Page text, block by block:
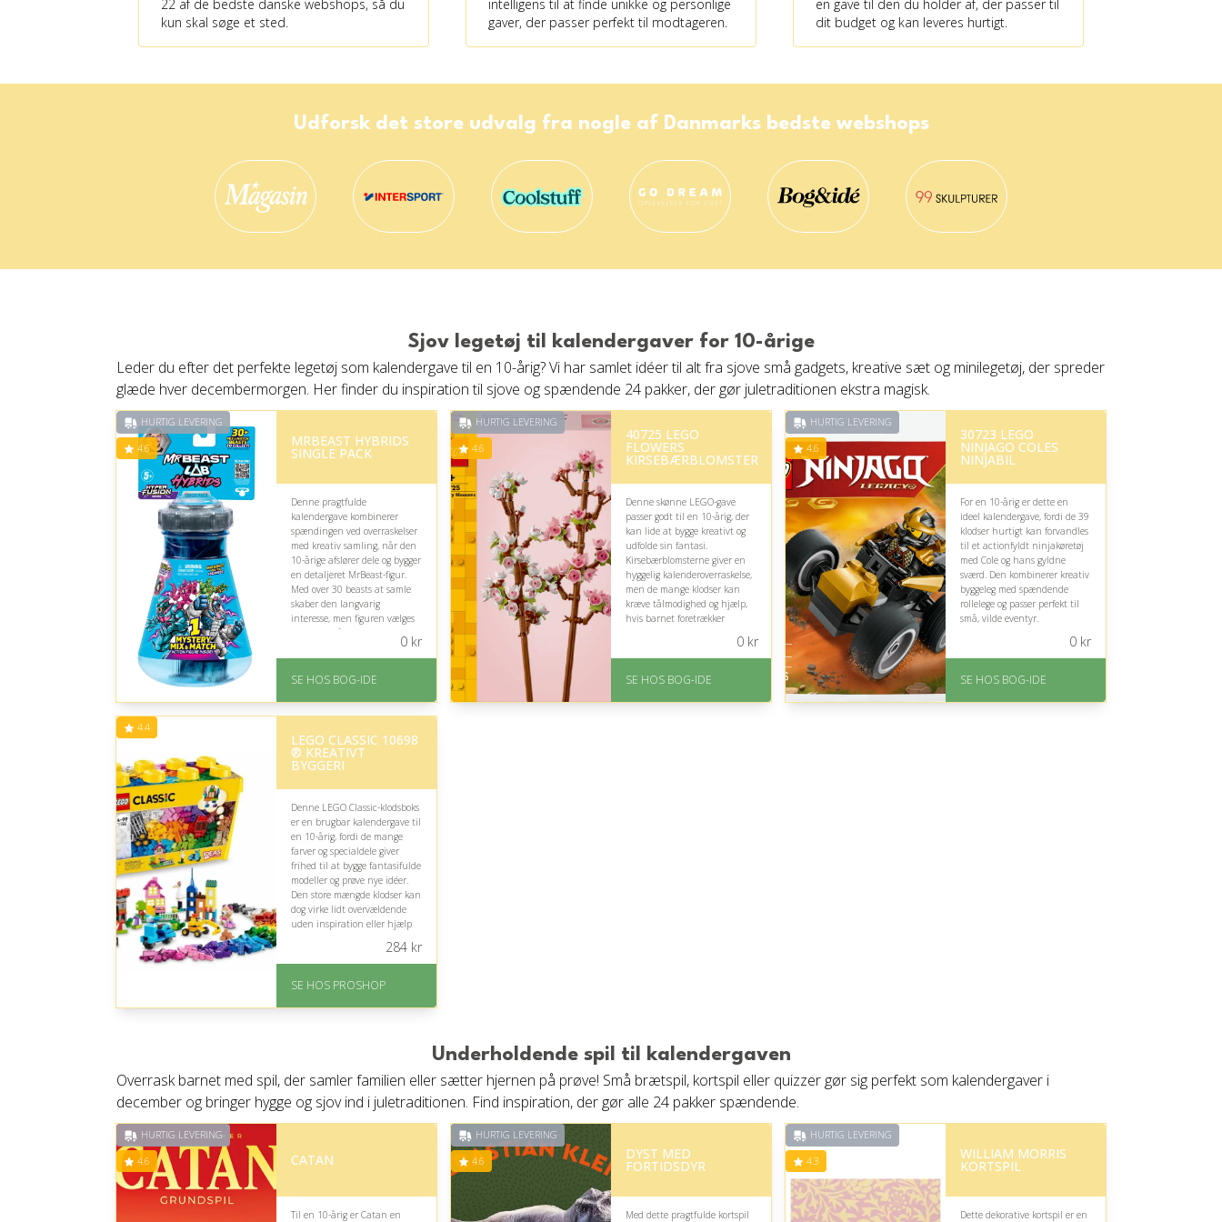
22 af de bedste danske webshops, så du
kun skal søge et sted.
intelligens til at finde unikke og personlige
gaver, der passer perfekt til modtageren.
en gave til den du holder af, der passer til
dit budget og kan leveres hurtigt.
Udforsk det store udvalg fra nogle af Danmarks bedste webshops
Sjov legetøj til kalendergaver for 10-årige
Leder du efter det perfekte legetøj som kalendergave til en 10-årig? Vi har samlet idéer til alt fra sjove små gadgets, kreative sæt og minilegetøj, der spreder
glæde hver decembermorgen. Her finder du inspiration til sjove og spændende 24 pakker, der gør juletraditionen ekstra magisk.
HURTIG LEVERING
4.6 MRBEAST HYBRIDS
SINGLE PACK
Denne pragtfulde
kalendergave kombinerer
spændingen ved overraskelser
med kreativ samling, når den
10-årige afslører dele og bygger
en detaljeret MrBeast-figur.
Med over 30 beasts at samle
skaber den langvarig
interesse, men figuren vælges
tilfældigt, så favoritten ikke
nødvendigvis gemmer sig i
pakken.
Levering: 1-3 hverdage -
Gratis fragt
Fremragende Trustpilot
rating på 4.6 ud af 5
0kr
SE HOS BOG-IDE
HURTIG LEVERING
4.6
40725 LEGO
FLOWERS
KIRSEBÆRBLOMSTER
Denne skønne LEGO-gave
passer godt til en 10-årig, der
kan lide at bygge kreativt og
udfolde sin fantasi.
Kirsebærblomsterne giver en
hyggelig kalenderoverraskelse,
men de mange klodser kan
kræve tålmodighed og hjælp,
hvis barnet foretrækker
På lager
Levering: 1-3 hverdage -
0kr
SE HOS BOG-IDE
HURTIG LEVERING
4.6
30723 LEGO
NINJAGO COLES
NINJABIL
For en 10-årig er dette en
ideel kalendergave, fordi de 39
klodser hurtigt kan forvandles
til et actionfyldt ninjakøretøj
med Cole og hans gyldne
sværd. Den kombinerer kreativ
byggeleg med spændende
rollelege og passer perfekt til
små, vilde eventyr.
forventet leveringstid
0kr
SE HOS BOG-IDE
4.4
LEGO CLASSIC 10698
® KREATIVT
BYGGERI
Denne LEGO Classic-klodsboks
er en brugbar kalendergave til
en 10-årig, fordi de mange
farver og specialdele giver
frihed til at bygge fantasifulde
modeller og prøve nye idéer.
Den store mængde klodser kan
dog virke lidt overvældende
uden inspiration eller hjælp
På lager
Levering: 2-12 hverdage
284kr
SE HOS PROSHOP
Underholdende spil til kalendergaven
Overrask barnet med spil, der samler familien eller sætter hjernen på prøve! Små brætspil, kortspil eller quizzer gør sig perfekt som kalendergaver i
december og bringer hygge og sjov ind i juletraditionen. Find inspiration, der gør alle 24 pakker spændende.
HURTIG LEVERING
4.6 CATAN
Til en 10-årig er Catan en
HURTIG LEVERING
4.6 DYST MED
FORTIDSDYR
Med dette pragtfulde kortspil
HURTIG LEVERING
4.3 WILLIAM MORRIS
KORTSPIL
Dette dekorative kortspil er en